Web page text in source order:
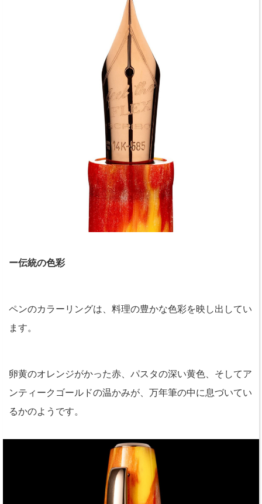
ー伝統の色彩
ペンのカラーリングは、料理の豊かな色彩を映し出してい
ます。
卵黄のオレンジがかった赤、パスタの深い黄色、そしてア
ンティークゴールドの温かみが、万年筆の中に息づいてい
るかのようです。